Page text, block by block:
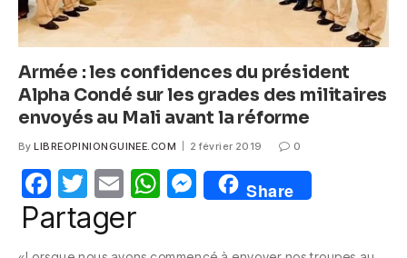
Armée : les confidences du président
Alpha Condé sur les grades des militaires
envoyés au Mali avant la réforme
By LIBREOPINIONGUINEE.COM 2 février 2019 0
F
a
T
w
itt
E
m
W M
e
Share
Partager